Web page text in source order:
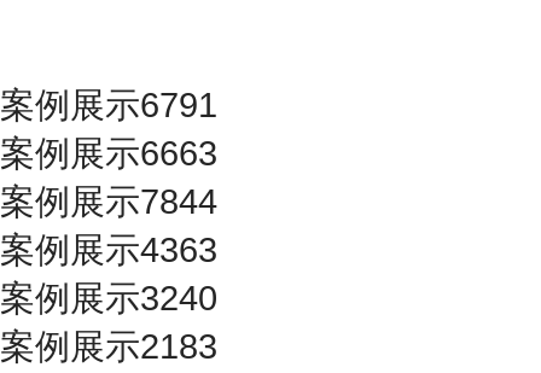
案例展示6791
案例展示6663
案例展示7844
案例展示4363
案例展示3240
案例展示2183